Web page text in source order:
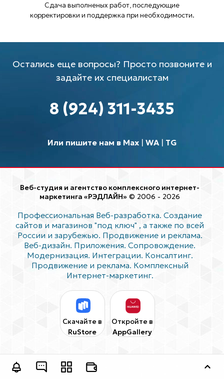
Сдача выполненых работ, последующие
корректировки и поддержка при необходимости.
Остались еще вопросы? Просто позвоните и
задайте их специалистам
8 (924) 311-3435
Или пишите нам в Max| WA| TG
Веб-студия и агентство комплексного интернет-
маркетинга «РЭДЛАЙН» © 2006 - 2026
Профессиональная Веб-разработка. Создание
сайтов и магазинов "под ключ" , а также по всей
России и зарубежью. Продвижение и реклама.
Веб-дизайн. Приложения. Сопровождение.
Модернизация. Интеграции. Консалтинг.
Продвижение и реклама. Комплексный
Интернет-маркетинг.
Скачайте в
RuStore
Откройте в
AppGallery
Оставить заявку